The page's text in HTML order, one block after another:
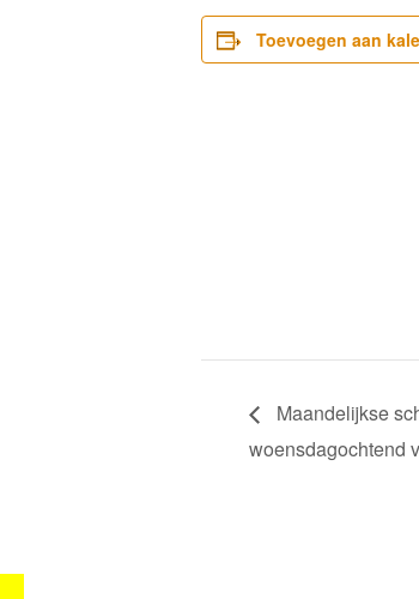
Toevoegen aan
Maandelijkse
woensdagochtend